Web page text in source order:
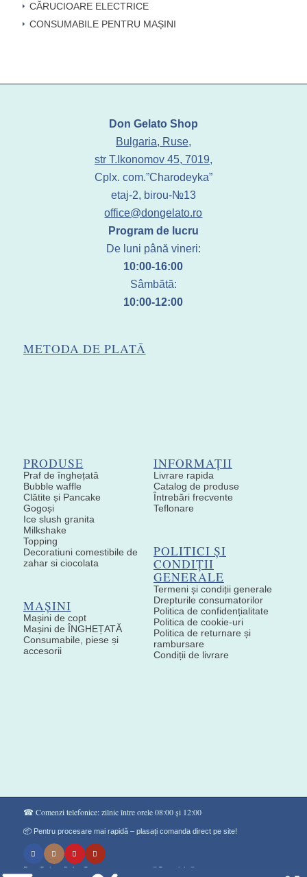
CĂRUCIOARE ELECTRICE
CONSUMABILE PENTRU MAȘINI
Don Gelato Shop
Bulgaria, Ruse,
str T.Ikonomov 45, 7019,
Cplx. com.”Charodeyka”
etaj-2, birou-№13
office@dongelato.ro
Program de lucru
De luni până vineri:
10:00-16:00
Sâmbătă:
10:00-12:00
METODA DE PLATĂ
PRODUSE
Praf de înghețată
Bubble waffle
Clătite și Pancake
Gogoși
Ice slush granita
Milkshake
Topping
Decoratiuni comestibile de
zahar si ciocolata
MAȘINI
Mașini de copt
Mașini de ÎNGHEȚATĂ
Consumabile, piese și
accesorii
INFORMAȚII
Livrare rapida
Catalog de produse
Întrebări frecvente
Teflonare
POLITICI ȘI
CONDIȚII
GENERALE
Termeni și condiții generale
Drepturile consumatorilor
Politica de confidențialitate
Politica de cookie-uri
Politica de returnare și
rambursare
Condiții de livrare
☎ Comenzi telefonice: zilnic între orele 08:00 și 12:00
📦 Pentru procesare mai rapidă – plasați comanda direct pe site!
Don Gelato Soft - Сладоледи на прах ®Copyright©